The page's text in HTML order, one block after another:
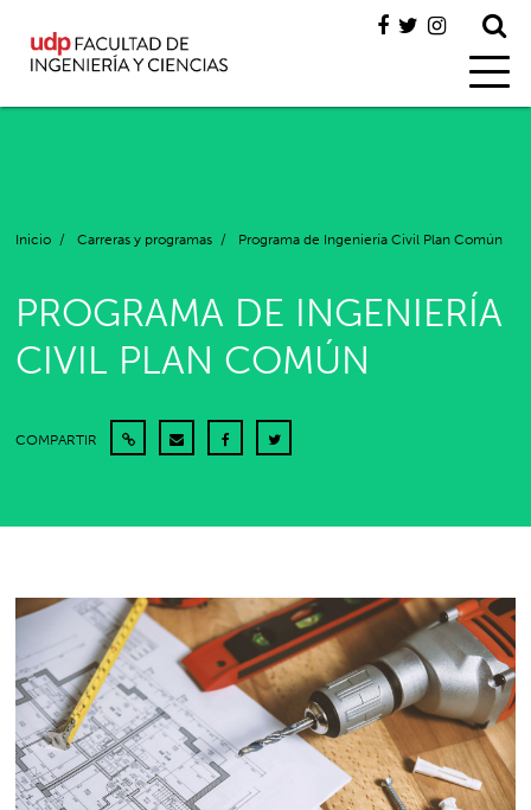
Inicio / Carreras y programas / Programa de Ingeniería Civil Plan Común
PROGRAMA DE INGENIERÍA
CIVIL PLAN COMÚN
COMPARTIR